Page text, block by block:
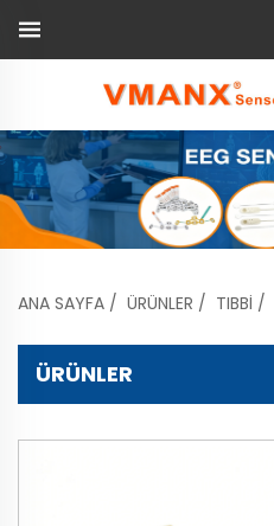
ANA SAYFA / ÜRÜNLER / TIBBI /
ÜRÜNLER